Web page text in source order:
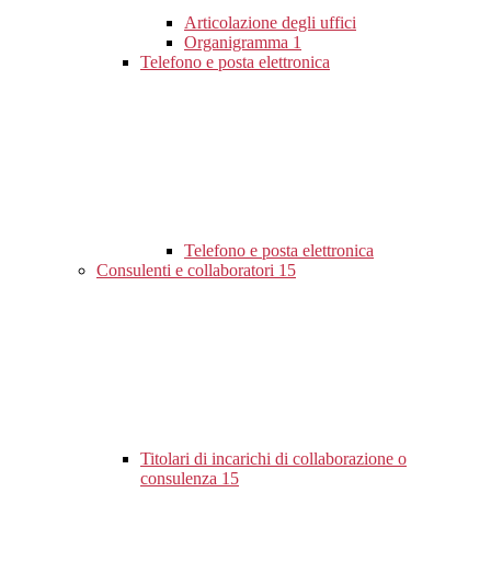
Articolazione degli uffici
Organigramma 1
Telefono e posta elettronica
Telefono e posta elettronica
Consulenti e collaboratori 15
Titolari di incarichi di collaborazione o
consulenza 15